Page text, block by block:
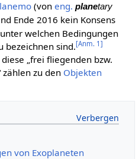
(von eng. planetary
Ende 2016 kein Konsens
welchen Bedingungen
bezeichnen sind.[Anm. 1 ]
„frei fliegenden bzw.
zu den Objekten
von Exoplaneten